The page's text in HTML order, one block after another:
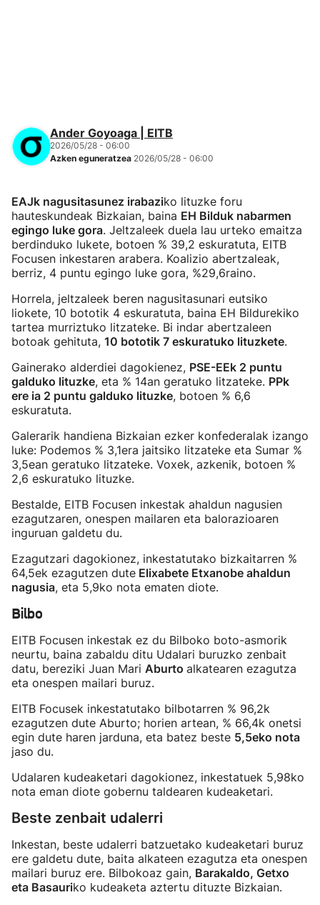
Ander Goyoaga | EITB
2026/05/28 - 06:00
Azken eguneratzea 2026/05/28 - 06:00
EAJk nagusitasunez irabaziko lituzke foru
hauteskundeak Bizkaian, baina EH Bilduk nabarmen
egingo luke gora. Jeltzaleek duela lau urteko emaitza
berdinduko lukete, botoen % 39,2 eskuratuta, EITB
Focusen inkestaren arabera. Koalizio abertzaleak,
berriz, 4 puntu egingo luke gora, %29,6raino.
Horrela, jeltzaleek beren nagusitasunari eutsiko
liokete, 10 bototik 4 eskuratuta, baina EH Bildurekiko
tartea murriztuko litzateke. Bi indar abertzaleen
botoak gehituta, 10 bototik 7 eskuratuko lituzkete.
Gainerako alderdiei dagokienez, PSE-EEk 2 puntu
galduko lituzke, eta % 14an geratuko litzateke. PPk
ere ia 2 puntu galduko lituzke, botoen % 6,6
eskuratuta.
Galerarik handiena Bizkaian ezker konfederalak izango
luke: Podemos % 3,1era jaitsiko litzateke eta Sumar %
3,5ean geratuko litzateke. Voxek, azkenik, botoen %
2,6 eskuratuko lituzke.
Bestalde, EITB Focusen inkestak ahaldun nagusien
ezagutzaren, onespen mailaren eta balorazioaren
inguruan galdetu du.
Ezagutzari dagokionez, inkestatutako bizkaitarren %
64,5ek ezagutzen dute Elixabete Etxanobe ahaldun
nagusia, eta 5,9ko nota ematen diote.
Bilbo
EITB Focusen inkestak ez du Bilboko boto-asmorik
neurtu, baina zabaldu ditu Udalari buruzko zenbait
datu, bereziki Juan Mari Aburto alkatearen ezagutza
eta onespen mailari buruz.
EITB Focusek inkestatutako bilbotarren % 96,2k
ezagutzen dute Aburto; horien artean, % 66,4k onetsi
egin dute haren jarduna, eta batez beste 5,5eko nota
jaso du.
Udalaren kudeaketari dagokionez, inkestatuek 5,98ko
nota eman diote gobernu taldearen kudeaketari.
Beste zenbait udalerri
Inkestan, beste udalerri batzuetako kudeaketari buruz
ere galdetu dute, baita alkateen ezagutza eta onespen
mailari buruz ere. Bilbokoaz gain, Barakaldo, Getxo
eta Basauriko kudeaketa aztertu dituzte Bizkaian.